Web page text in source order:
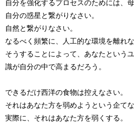
自分を強化するプロセスのためには、
自分の惑星と繋がりなさい。
自然と繋がりなさい。
なるべく頻繁に、人工的な環境を離れな
そうすることによって、あなたという
識が自分の中で高まるだろう。
できるだけ西洋の食物は控えなさい。
それはあなた方を弱めようという企てな
実際に、それはあなた方を弱くする。